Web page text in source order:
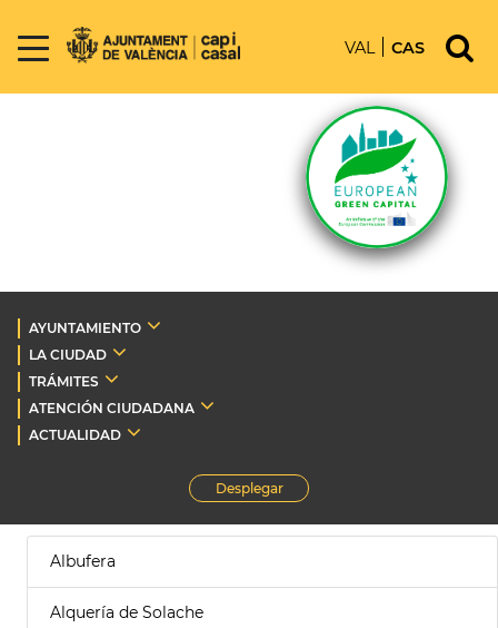
VAL CAS
AYUNTAMIENTO
LA CIUDAD
TRÁMITES
ATENCIÓN CIUDADANA
ACTUALIDAD
Desplegar
Albufera
Alquería de Solache